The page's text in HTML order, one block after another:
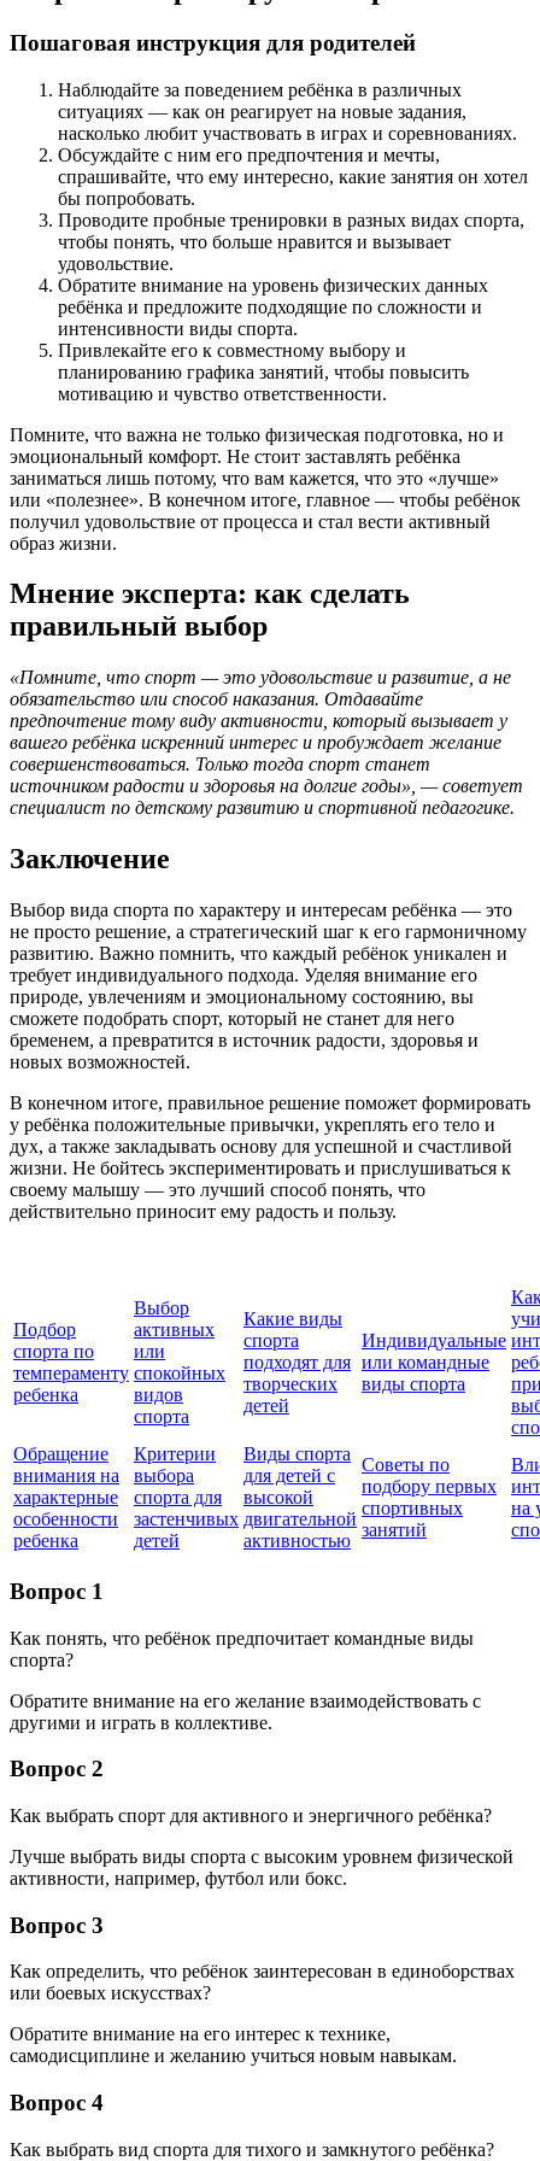
Пошаговая инструкция для родителей
Наблюдайте за поведением ребёнка в различных
ситуациях — как он реагирует на новые задания,
насколько любит участвовать в играх и соревнованиях.
Обсуждайте с ним его предпочтения и мечты,
спрашивайте, что ему интересно, какие занятия он хотел
бы попробовать.
Проводите пробные тренировки в разных видах спорта,
чтобы понять, что больше нравится и вызывает
удовольствие.
Обратите внимание на уровень физических данных
ребёнка и предложите подходящие по сложности и
интенсивности виды спорта.
Привлекайте его к совместному выбору и
планированию графика занятий, чтобы повысить
мотивацию и чувство ответственности.
Помните, что важна не только физическая подготовка, но и
эмоциональный комфорт. Не стоит заставлять ребёнка
заниматься лишь потому, что вам кажется, что это «лучше»
или «полезнее». В конечном итоге, главное — чтобы ребёнок
получил удовольствие от процесса и стал вести активный
образ жизни.
Мнение эксперта: как сделать
правильный выбор
«Помните, что спорт — это удовольствие и развитие, а не
обязательство или способ наказания. Отдавайте
предпочтение тому виду активности, который вызывает у
вашего ребёнка искренний интерес и пробуждает желание
совершенствоваться. Только тогда спорт станет
источником радости и здоровья на долгие годы», — советует
специалист по детскому развитию и спортивной педагогике.
Заключение
Выбор вида спорта по характеру и интересам ребёнка — это
не просто решение, а стратегический шаг к его гармоничному
развитию. Важно помнить, что каждый ребёнок уникален и
требует индивидуального подхода. Уделяя внимание его
природе, увлечениям и эмоциональному состоянию, вы
сможете подобрать спорт, который не станет для него
бременем, а превратится в источник радости, здоровья и
новых возможностей.
В конечном итоге, правильное решение поможет формировать
у ребёнка положительные привычки, укреплять его тело и
дух, а также закладывать основу для успешной и счастливой
жизни. Не бойтесь экспериментировать и прислушиваться к
своему малышу — это лучший способ понять, что
действительно приносит ему радость и пользу.
Подбор
спорта по
темпераменту
ребенка
Выбор
активных
или
спокойных
видов
спорта
Какие виды
спорта
подходят для
творческих
детей
Индивидуальные
или командные
виды спорта
Обращение
внимания на
характерные
особенности
ребенка
Критерии
выбора
спорта для
застенчивых
детей
Виды спорта
для детей с
высокой
двигательной
активностью
Советы по
подбору первых
спортивных
занятий
на
Вопрос 1
Как понять, что ребёнок предпочитает командные виды
спорта?
Обратите внимание на его желание взаимодействовать с
другими и играть в коллективе.
Вопрос 2
Как выбрать спорт для активного и энергичного ребёнка?
Лучше выбрать виды спорта с высоким уровнем физической
активности, например, футбол или бокс.
Вопрос 3
Как определить, что ребёнок заинтересован в единоборствах
или боевых искусствах?
Обратите внимание на его интерес к технике,
самодисциплине и желанию учиться новым навыкам.
Вопрос 4
Как выбрать вид спорта для тихого и замкнутого ребёнка?